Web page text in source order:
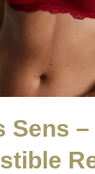
Sens